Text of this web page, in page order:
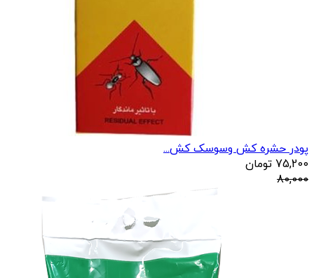
پودر حشره کش وسوسک کش...
75,200 تومان
80,000